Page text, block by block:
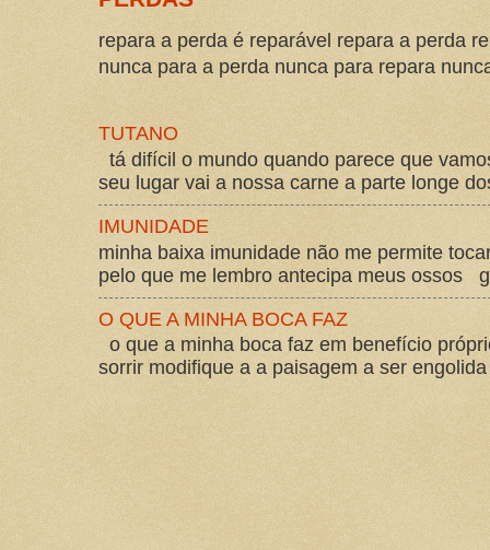
repara a perda é reparável repara a perda
nunca para a perda nunca para repara
TUTANO
tá difícil o mundo quando parece que
seu lugar vai a nossa carne a parte longe
IMUNIDADE
minha baixa imunidade não me permite
pelo que me lembro antecipa meus ossos
O QUE A MINHA BOCA FAZ
o que a minha boca faz em benefício
sorrir modifique a a paisagem a ser